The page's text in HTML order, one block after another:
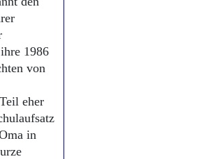
Leben
Geschichte
Pommern
Brandenburg
und Westpreußen
Bücher
1986
von
eher
in